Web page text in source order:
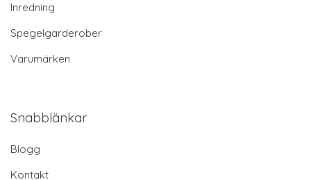
Inredning
Spegelgarderober
Varumärken
Snabblänkar
Blogg
Kontakt